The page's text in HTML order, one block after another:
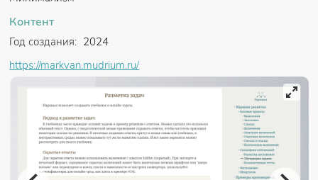
Контент
Год создания: 2024
https://markvan.mudrium.ru/